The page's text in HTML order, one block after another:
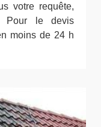
votre requête,
Pour le devis
moins de 24 h